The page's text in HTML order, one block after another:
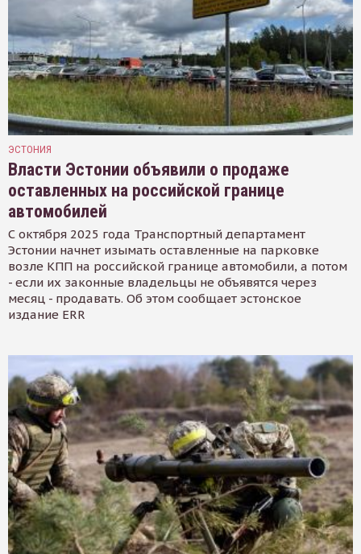
ЭСТОНИЯ
Власти Эстонии объявили о продаже
оставленных на российской границе
автомобилей
С октября 2025 года Транспортный департамент
Эстонии начнет изымать оставленные на парковке
возле КПП на российской границе автомобили, а потом
- если их законные владельцы не объявятся через
месяц - продавать. Об этом сообщает эстонское
издание ERR